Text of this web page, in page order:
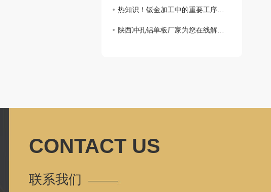
热知识！钣金加工中的重要工序之一粉末静电喷涂
陕西冲孔铝单板厂家为您在线解答冲孔铝单板的优点
CONTACT US
联系我们